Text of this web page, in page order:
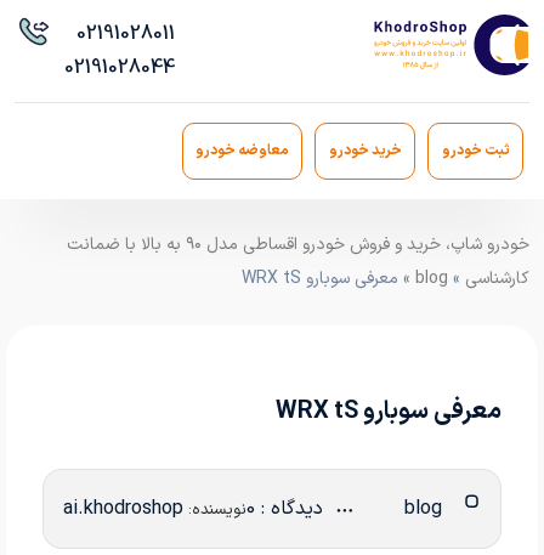
02191028011
02191028044
ثبت خودرو خرید خودرو معاوضه خودرو
خودرو شاپ، خرید و فروش خودرو اقساطی مدل ۹۰ به بالا با ضمانت
کارشناسی »
blog » معرفی سوبارو WRX tS
معرفی سوبارو WRX tS
دیدگاه : 0 نویسنده:ai.khodroshop